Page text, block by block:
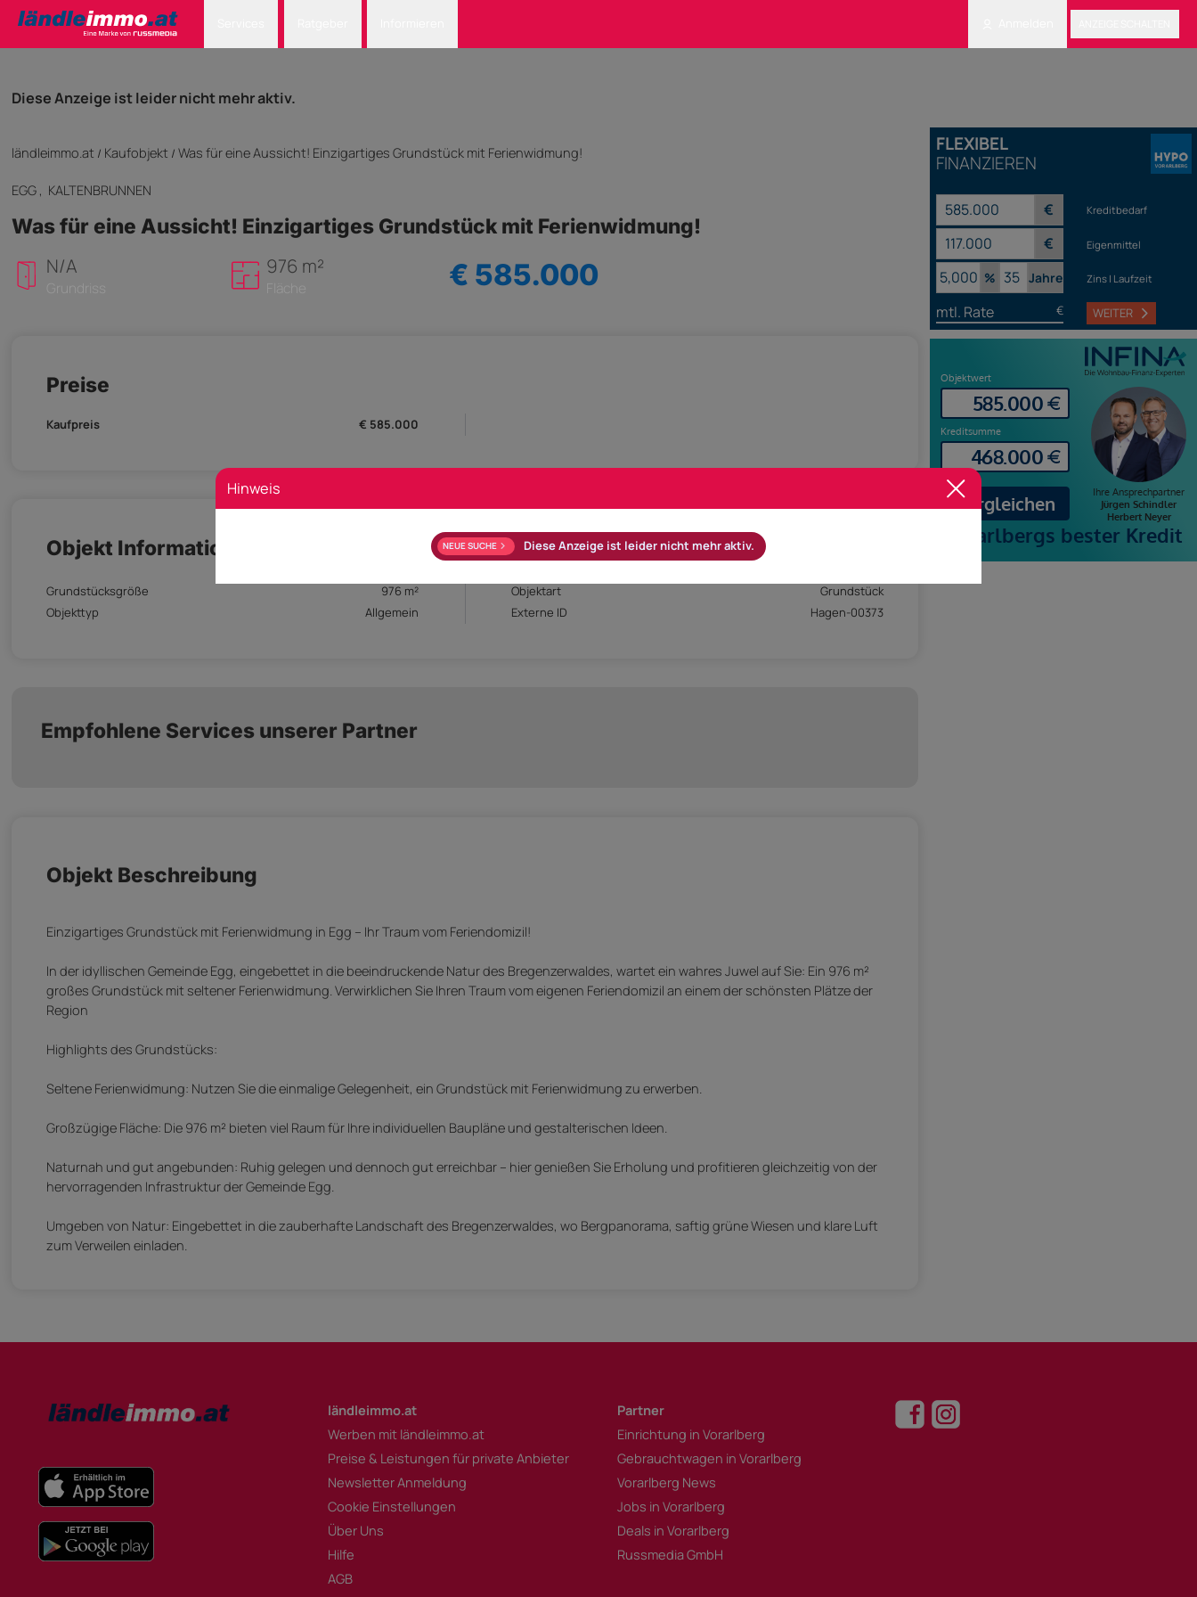
FLEXIBEL
FINANZIEREN
€ Kreditbedarf
€ Eigenmittel
% Jahre Zins | Laufzeit
mtl. Rate € WEITER
Diese Anzeige ist leider nicht mehr aktiv.
ländleimmo.at / Kaufobjekt / Was für eine Aussicht! Einzigartiges Grundstück mit Ferienwidmung!
EGG , KALTENBRUNNEN
Was für eine Aussicht! Einzigartiges Grundstück mit Ferienwidmung!
N/A
Grundriss
976 m²
Fläche € 585.000
Preise
Kaufpreis € 585.000
Objekt Informationen
Grundstücksgröße 976 m² Objektart
Grundstück
Objekttyp
Allgemein Externe ID Hagen-00373
Empfohlene Services unserer Partner
Objekt Beschreibung
Einzigartiges Grundstück mit Ferienwidmung in Egg – Ihr Traum vom Feriendomizil!
In der idyllischen Gemeinde Egg, eingebettet in die beeindruckende Natur des Bregenzerwaldes, wartet ein wahres Juwel auf Sie: Ein 976 m²
großes Grundstück mit seltener Ferienwidmung. Verwirklichen Sie Ihren Traum vom eigenen Feriendomizil an einem der schönsten Plätze der
Region
Highlights des Grundstücks:
Seltene Ferienwidmung: Nutzen Sie die einmalige Gelegenheit, ein Grundstück mit Ferienwidmung zu erwerben.
Großzügige Fläche: Die 976 m² bieten viel Raum für Ihre individuellen Baupläne und gestalterischen Ideen.
Naturnah und gut angebunden: Ruhig gelegen und dennoch gut erreichbar – hier genießen Sie Erholung und profitieren gleichzeitig von der
hervorragenden Infrastruktur der Gemeinde Egg.
Umgeben von Natur: Eingebettet in die zauberhafte Landschaft des Bregenzerwaldes, wo Bergpanorama, saftig grüne Wiesen und klare Luft
zum Verweilen einladen.
Hinweis
NEUE SUCHE Diese Anzeige ist leider nicht mehr aktiv.
ländleimmo.at
Werben mit ländleimmo.at
Preise & Leistungen für private Anbieter
Newsletter Anmeldung
Cookie Einstellungen
Über Uns
Hilfe
AGB
Partner
Einrichtung in Vorarlberg
Gebrauchtwagen in Vorarlberg
Vorarlberg News
Jobs in Vorarlberg
Deals in Vorarlberg
Russmedia GmbH